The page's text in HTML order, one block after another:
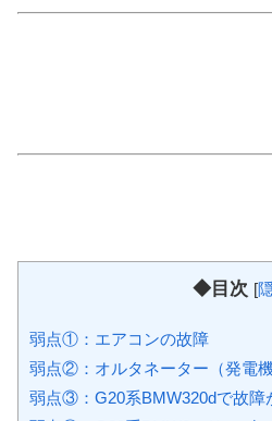
◆目次 [
弱点①：エアコンの故障
弱点②：オルタネーター（発電機
弱点③：G20系BMW320dで故障